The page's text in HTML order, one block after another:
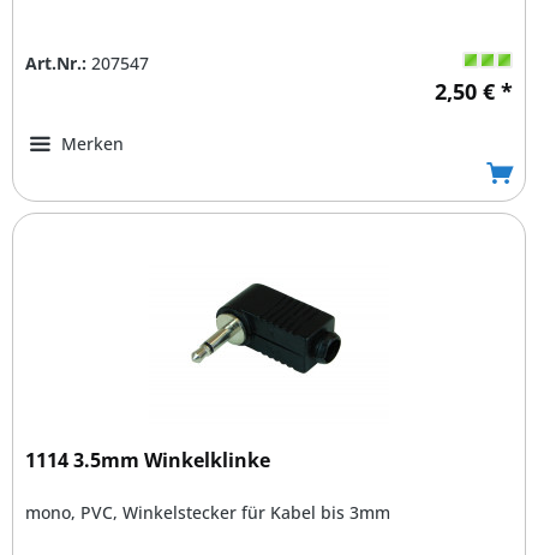
Art.Nr.: 207547
2,50 € *
Merken
1114 3.5mm Winkelklinke
mono, PVC, Winkelstecker für Kabel bis 3mm